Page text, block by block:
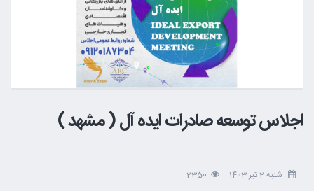
اجلاس توسعه صادرات ایده آل ( مشهد )
شنبه 2 تیر 1403